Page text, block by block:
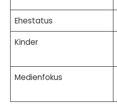
Ehestatus
Kinder
Medienfokus